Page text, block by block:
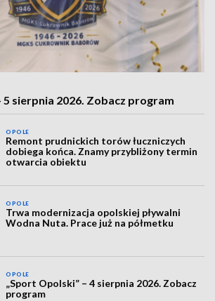
5 sierpnia 2026. Zobacz program
OPOLE
Remont prudnickich torów łuczniczych
dobiega końca. Znamy przybliżony termin
otwarcia obiektu
OPOLE
Trwa modernizacja opolskiej pływalni
Wodna Nuta. Prace już na półmetku
OPOLE
„Sport Opolski” – 4 sierpnia 2026. Zobacz
program